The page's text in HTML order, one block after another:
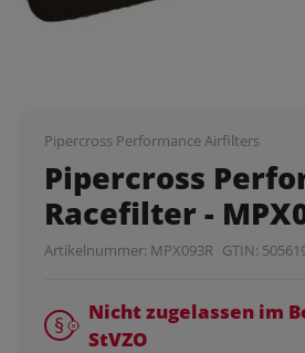
Pipercross Performance Airfilters
Pipercross
Racefilter -
Artikelnummer: MPX093R GTIN:
Nicht zugelassen im
StVZO